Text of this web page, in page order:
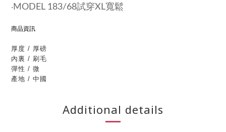
‧ MODEL 183/68試穿XL寬鬆
商品資訊
厚度 / 厚磅
內裏 / 刷毛
彈性 / 微
產地 / 中國
Additional details